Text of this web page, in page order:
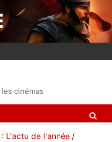
cinémas
: L'actu de l'année